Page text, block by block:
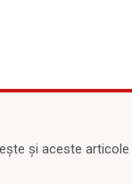
și aceste